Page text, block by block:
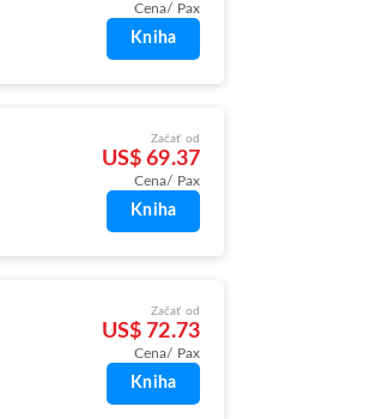
Cena/ Pax
Kniha
Začať od
US$ 69.37
Cena/ Pax
Kniha
Začať od
US$ 72.73
Cena/ Pax
Kniha